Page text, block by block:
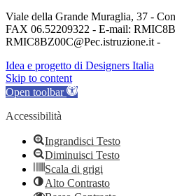
Viale della Grande Muraglia, 37 -
FAX 06.52209322 - E-mail:
RMIC8BZ00C@Pec.istruzione.it -
Idea e progetto di Designers Italia
Skip to content
Open toolbar
Accessibilità
Ingrandisci Testo
Diminuisci Testo
Scala di grigi
Alto Contrasto